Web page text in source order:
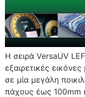
Η σειρά VersaUV
εξαιρετικές
σε μία μεγάλη
πάχους έως 100mm